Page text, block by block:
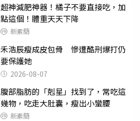
超神減肥神器！橘子不要直接吃，加
點這個！體重天天下降
新素簡
禾浩辰瘦成皮包骨 慘遭酷刑爆打仍
要保護她
2026-08-07
腹部脂肪的「剋星」找到了，常吃這
幾物，吃走大肚囊，瘦出小蠻腰
新素簡